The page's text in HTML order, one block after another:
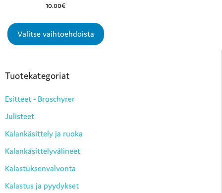
Tuotekategoriat
Esitteet - Broschyrer
Julisteet
Kalankäsittely ja ruoka
Kalankäsittelyvälineet
Kalastuksenvalvonta
Kalastus ja pyydykset
10.00€
Valitse vaihtoehdoista